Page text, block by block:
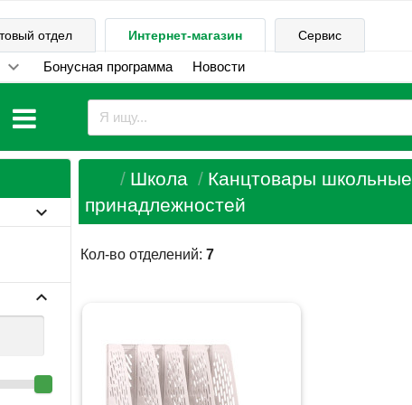
отдел Интернет-магазин Сервис
Бонусная программа Новости
Школа Канцтовары школьные
принадлежностей
Кол-во отделений:7